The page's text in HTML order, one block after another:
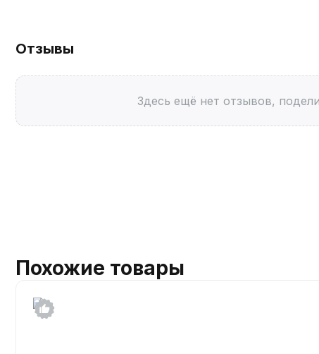
Отзывы
Здесь ещё нет отзывов,
Похожие товары